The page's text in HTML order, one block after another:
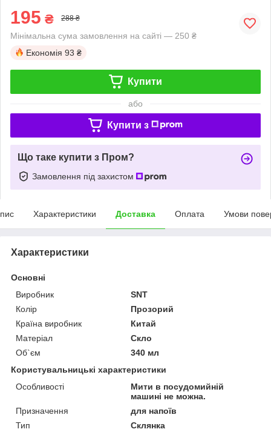
195 ₴ 288 ₴
Мінімальна сума замовлення на сайті — 250 ₴
Економія 93 ₴
Купити
або
Купити з
Що таке купити з Пром?
Замовлення під захистом
Характеристики Доставка Оплата Умови
Характеристики
Основні
Виробник
SNT
Колір
Прозорий
Країна виробник
Китай
Матеріал
Скло
Об`єм
340 мл
Користувальницькі характеристики
Особливості
Мити в посудомийній
машині не можна.
Призначення
для напоїв
Тип
Склянка